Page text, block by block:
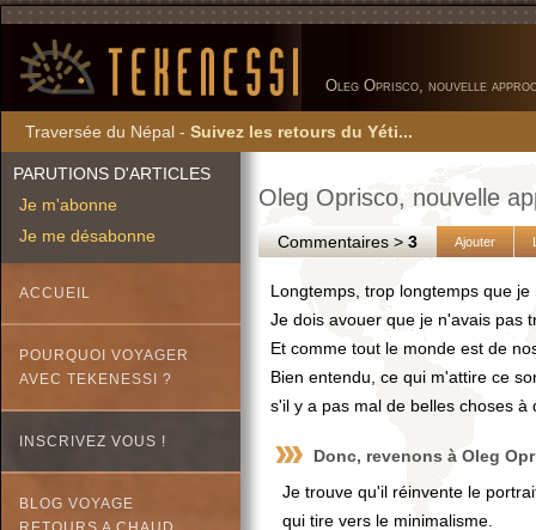
Oleg Oprisco, nouvelle
Traversée du Népal - Suivez les retours du Yéti...
PARUTIONS D'ARTICLES
Je m'abonne
Je me désabonne
ACCUEIL
POURQUOI VOYAGER
AVEC TEKENESSI ?
INSCRIVEZ VOUS !
BLOG VOYAGE
Oleg Oprisco, nouvelle
Commentaires >3 Ajouter
Longtemps, trop longtemps que
Je dois avouer que je n'avais pas
Et comme tout le monde est de
Bien entendu, ce qui m'attire ce
s'il y a pas mal de belles choses à
Donc, revenons à Oleg
Je trouve qu'il réinvente le
qui tire vers le minimalisme.